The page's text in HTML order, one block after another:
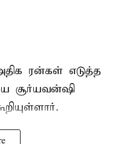
ரன்கள் எடுத்த
சூர்யவன்ஷி